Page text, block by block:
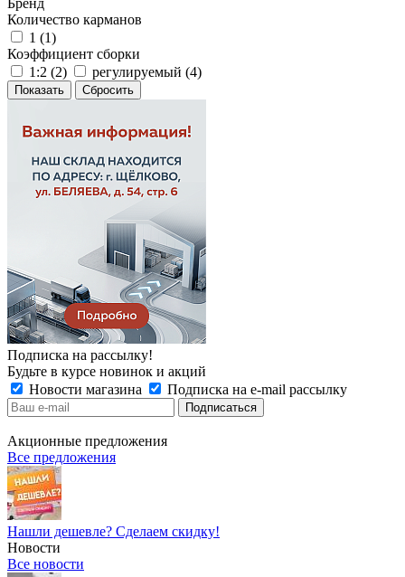
Бренд
Количество карманов
1 (1)
Коэффициент сборки
1:2 (2) регулируемый (4)
Сбросить
Подписка на рассылку!
Будьте в курсе новинок и акций
Новости магазина
Подписка на e-mail рассылку
Акционные предложения
Все предложения
Нашли дешевле? Сделаем скидку!
Новости
Все новости